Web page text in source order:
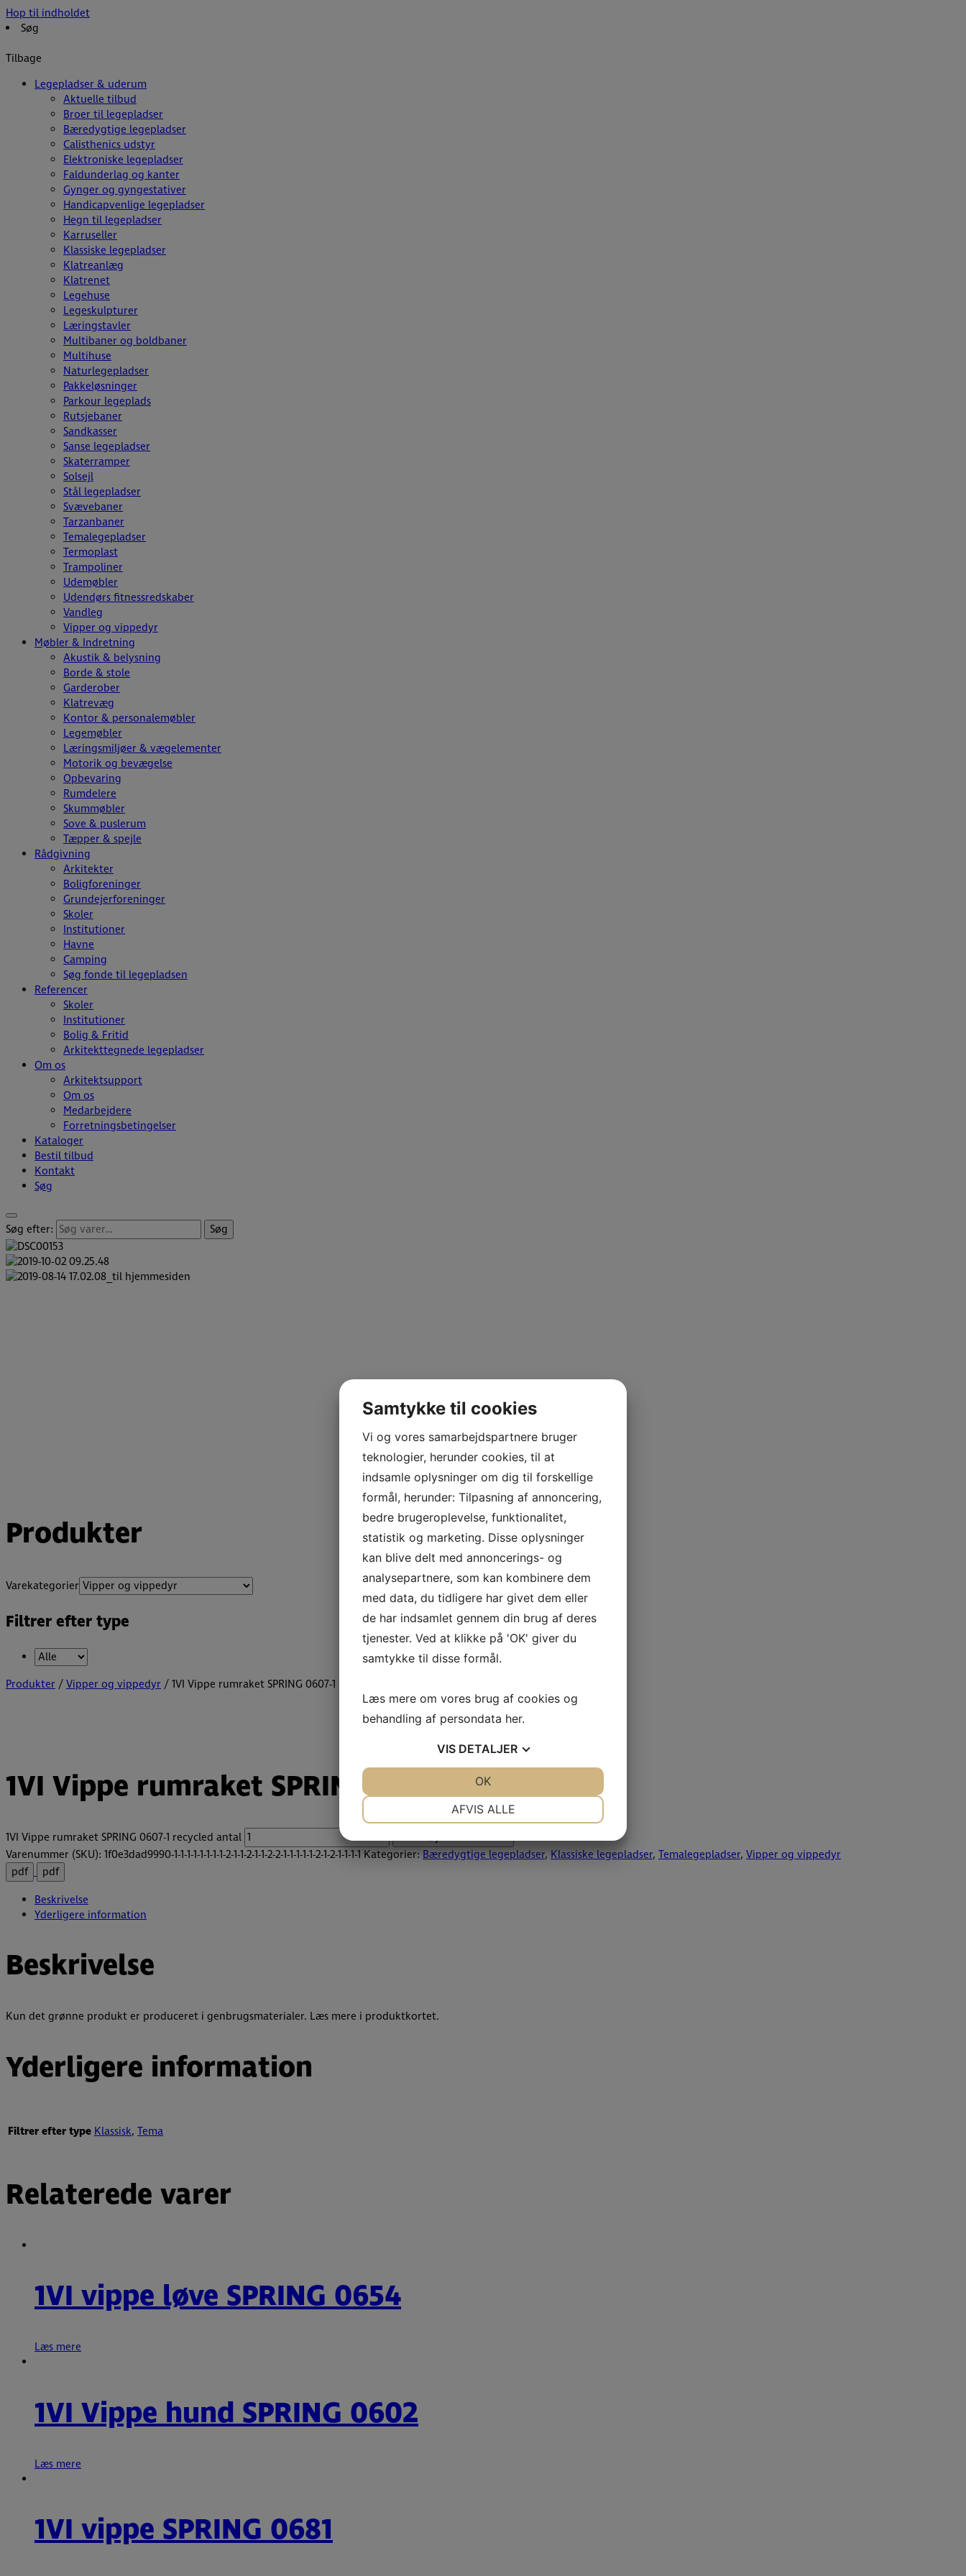
Hop til indholdet
Søg
Tilbage
Legepladser & uderum
Aktuelle tilbud
Broer til legepladser
Bæredygtige legepladser
Calisthenics udstyr
Elektroniske legepladser
Faldunderlag og kanter
Gynger og gyngestativer
Handicapvenlige legepladser
Hegn til legepladser
Karruseller
Klassiske legepladser
Klatreanlæg
Klatrenet
Legehuse
Legeskulpturer
Læringstavler
Multibaner og boldbaner
Multihuse
Naturlegepladser
Pakkeløsninger
Parkour legeplads
Rutsjebaner
Sandkasser
Sanse legepladser
Skaterramper
Solsejl
Stål legepladser
Svævebaner
Tarzanbaner
Temalegepladser
Termoplast
Trampoliner
Udemøbler
Udendørs fitnessredskaber
Vandleg
Vipper og vippedyr
Møbler & Indretning
Akustik & belysning
Borde & stole
Garderober
Klatrevæg
Kontor & personalemøbler
Legemøbler
Læringsmiljøer & vægelementer
Motorik og bevægelse
Opbevaring
Rumdelere
Skummøbler
Sove & puslerum
Tæpper & spejle
Rådgivning
Arkitekter
Boligforeninger
Grundejerforeninger
Skoler
Institutioner
Havne
Camping
Søg fonde til legepladsen
Referencer
Skoler
Institutioner
Bolig & Fritid
Arkitekttegnede legepladser
Om os
Arkitektsupport
Om os
Medarbejdere
Forretningsbetingelser
Kataloger
Bestil tilbud
Kontakt
Søg
Søg efter: Søg
Produkter
Varekategorier
Filtrer efter type
Produkter/Vipper og vippedyr/ 1VI Vippe rumraket SPRING 0607-1 recycled
1VI Vippe rumraket SPRING 0607-1 recycled
1VI Vippe rumraket SPRING 0607-1 recycled antal
Tilføj til tilbudsliste
Varenummer (SKU): 1f0e3dad9990-1-1-1-1-1-1-1-1-2-1-1-2-1-1-2-2-1-1-1-1-1-2-1-2-1-1-1-1 Kategorier: Bæredygtige legepladser, Klassiske legepladser, Temalegepladser, Vipper og vippedyr
pdf
pdf
Beskrivelse
Yderligere information
Beskrivelse
Kun det grønne produkt er produceret i genbrugsmaterialer. Læs mere i produktkortet.
Yderligere information
Filtrer efter type Klassisk, Tema
Relaterede varer
1VI vippe løve SPRING 0654
Læs mere
1VI Vippe hund SPRING 0602
Læs mere
1VI vippe SPRING 0681
Samtykke til cookies
Vi og vores samarbejdspartnere bruger
teknologier, herunder cookies, til at
indsamle oplysninger om dig til forskellige
formål, herunder: Tilpasning af annoncering,
bedre brugeroplevelse, funktionalitet,
statistik og marketing. Disse oplysninger
kan blive delt med annoncerings- og
analysepartnere, som kan kombinere dem
med data, du tidligere har givet dem eller
de har indsamlet gennem din brug af deres
tjenester. Ved at klikke på 'OK' giver du
samtykke til disse formål.
Læs mere om vores brug af cookies og
behandling af persondata her.
VIS DETALJER
MARKETING STATISTIK
AFVIS ALLE
OK